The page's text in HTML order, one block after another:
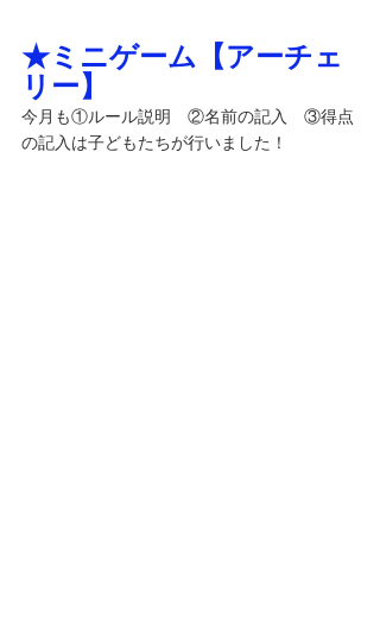
★ミニゲーム【アーチェ
リー】
今月も①ルール説明　②名前の記入　③得点
の記入は子どもたちが行いました！